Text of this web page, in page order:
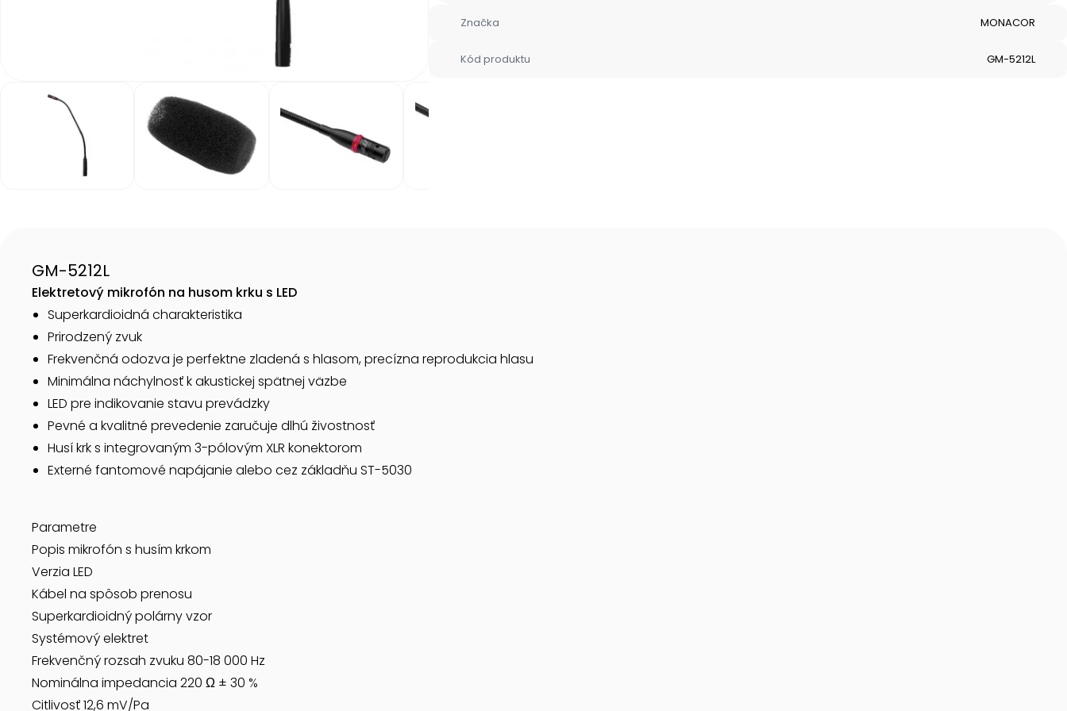
Značka MONACOR
Kód produktu GM-5212L
GM-5212L
Elektretový mikrofón na husom krku s LED
Superkardioidná charakteristika
Prirodzený zvuk
Frekvenčná odozva je perfektne zladená s hlasom, precízna reprodukcia hlasu
Minimálna náchylnosť k akustickej spätnej väzbe
LED pre indikovanie stavu prevádzky
Pevné a kvalitné prevedenie zaručuje dlhú živostnosť
Husí krk s integrovaným 3-pólovým XLR konektorom
Externé fantomové napájanie alebo cez základňu ST-5030
Parametre
Popis mikrofón s husím krkom
Verzia LED
Kábel na spôsob prenosu
Superkardioidný polárny vzor
Systémový elektret
Frekvenčný rozsah zvuku 80-18 000 Hz
Nominálna impedancia 220 Ω ± 30 %
Citlivosť 12,6 mV/Pa